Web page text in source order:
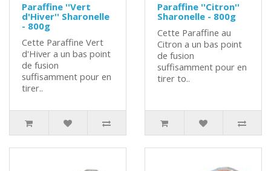
Paraffine ''Vert
d'Hiver'' Sharonelle
- 800g
Cette Paraffine Vert
d'Hiver a un bas point
de fusion
suffisamment pour en
tirer..
Paraffine ''Citron''
Sharonelle - 800g
Cette Paraffine au
Citron a un bas point
de fusion
suffisamment pour en
tirer to..